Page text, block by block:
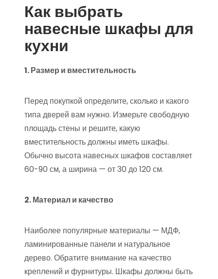
Как выбрать
навесные шкафы для
кухни
1. Размер и вместительность
Перед покупкой определите, сколько и какого
типа дверей вам нужно. Измерьте свободную
площадь стены и решите, какую
вместительность должны иметь шкафы.
Обычно высота навесных шкафов составляет
60-90 см, а ширина — от 30 до 120 см.
2. Материал и качество
Наиболее популярные материалы — МДФ,
ламинированные панели и натуральное
дерево. Обратите внимание на качество
креплений и фурнитуры. Шкафы должны быть